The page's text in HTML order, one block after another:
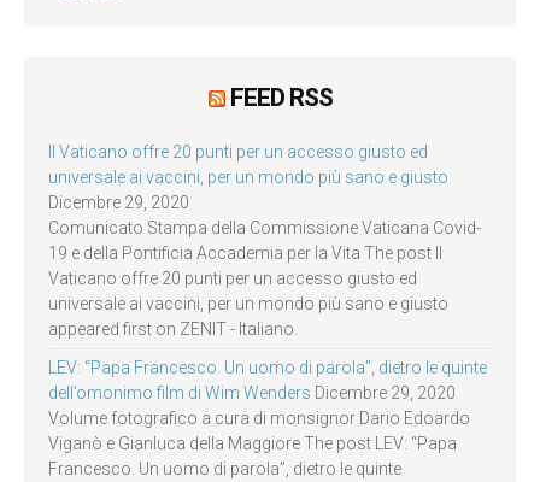
FEED RSS
Il Vaticano offre 20 punti per un accesso giusto ed
universale ai vaccini, per un mondo più sano e giusto
Dicembre 29, 2020
Comunicato Stampa della Commissione Vaticana Covid-
19 e della Pontificia Accademia per la Vita The post Il
Vaticano offre 20 punti per un accesso giusto ed
universale ai vaccini, per un mondo più sano e giusto
appeared first on ZENIT - Italiano.
LEV: “Papa Francesco. Un uomo di parola”, dietro le quinte
dell’omonimo film di Wim Wenders Dicembre 29, 2020
Volume fotografico a cura di monsignor Dario Edoardo
Viganò e Gianluca della Maggiore The post LEV: “Papa
Francesco. Un uomo di parola”, dietro le quinte